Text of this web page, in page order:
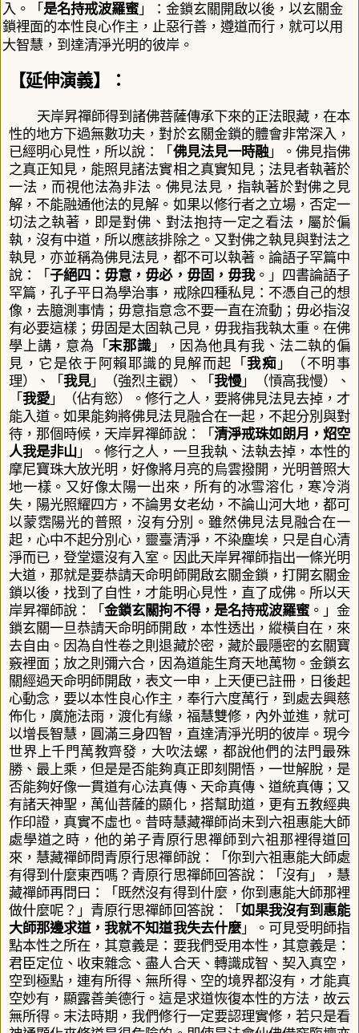
入。「 是名持戒波羅蜜 」：金鎖玄關開啟以後，以玄關金
鎖裡面的本性良心作主，止惡行善，遵道而行，就可以用
大智慧，到達清淨光明的彼岸。
【延伸演義】 ：
天岸昇禪師得到諸佛菩薩傳承下來的正法眼藏，在本
性的地方下過無數功夫，對於玄關金鎖的體會非常深入，
已經明心見性，所以說：「 佛見法見一時融」。佛見指佛
之真正知見 ， 能照見諸法實相之真實知見；法見者執著於
一法，而視他法為非法。佛見法見， 指執著於對佛之見
解 ，不能融通他法的見解 。如果以修行者之立場，否定一
切法之執著，即是對佛、對法抱持一定之看法，屬於偏
執，沒有中道 ， 所以應該排除之。又對佛之執見與對法之
執見，亦並稱為佛見法見 ，都不可以執著。 論語子罕篇中
說：「子絕四：毋意，毋必，毋固，毋我。」四書論語子
罕篇 ，孔子平日為學治事，戒除四種私見：不憑自己的想
像，去臆測事情 ；毋意指意念不要一直在流動；毋必指沒
有必要這樣；毋固是太固執己見， 毋我指我執太重。在佛
學上講，意為「末那識」 ，因為他具有我、法二執的偏
見，它是依于阿賴耶識的見解而起「我痴 」（不明事
理）、「我見」（強烈主觀）、「 我慢」
（愩高我慢）、
「我愛 」（佔有慾）。修行之人，要將佛見法見去掉，才
能入道。如果能夠將佛見法見融合在一起，不起分別與對
待，那個時候，天岸昇禪師說：「 清淨戒珠如朗月，炤空
人我是非山 」。修行之人，一旦我執、法執去掉，本性的
摩尼寶珠大放光明，好像將月亮的烏雲撥開，光明普照大
地一樣。又好像太陽一出來，所有的冰雪溶化，寒冷消
失，陽光照耀四方，不論男女老幼，不論山河大地，都可
以蒙霑陽光的普照，沒有分別。雖然佛見法見融合在一
起，心中不起分別心，靈臺清淨，不染塵埃，只是自心清
淨而已，登堂還沒有入室。因此天岸昇禪師指出一條光明
大道，那就是要恭請天命明師開啟玄關金鎖，打開玄關金
鎖以後，找到了自性，才能明心見性，直了成佛。所以天
岸昇禪師說：「金鎖玄關拘不得，是名持戒波羅蜜。」金
鎖玄關一旦恭請天命明師開啟，本性透出，縱橫自在，來
去自由。因為自性卷之則退藏於密，藏於最隱密的玄關寶
竅裡面；放之則彌六合，因為道能生育天地萬物。金鎖玄
關經過天命明師開啟，表文一申，上天便已註冊，日後起
心動念，要以本性良心作主，奉行六度萬行，到處去興慈
佈化，廣施法雨，渡化有緣，福慧雙修，內外並進，就可
以增長智慧，圓滿三身四智，直達清淨光明的彼岸。現今
世界上千門萬教齊發，大吹法螺，都說他們的法門最殊
勝、最上乘，但是是否能夠真正即刻開悟，一世解脫，是
否能夠好像一貫道有心法真傳、天命真傳、道統真傳；又
有諸天神聖，萬仙菩薩的顯化，搭幫助道，更有五教經典
作印證，真實不虛也。 昔時慧藏禪師尚未到六祖惠能大師
處學道之時，他的弟子青原行思禪師到六祖那裡得道回
來，慧藏禪師問青原行思禪師說：「你到六祖惠能大師處
有得到什麼東西嗎？青原行思禪師回答說：「沒有」，慧
藏禪師再問曰：「既然沒有得到什麼，你到惠能大師那裡
做什麼呢？」青原行思禪師回答說：「 如果我沒有到惠能
大師那邊求道，我就不知道我失去什麼」。可見受明師指
點本性之所在，其意義是：要我們受用本性，其意義是：
君臣定位、收束雜念、盡人合天、轉識成智、契入真空，
空到極點，連有所得、無所得、空的境界都沒有，才能真
空妙有，顯露善美德行。這是求道恢復本性的方法，故云
無所得。末法時期，我們修行一定要認理實修，若只是看